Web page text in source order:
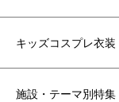
キッズコスプレ衣装
施設・テーマ別特集